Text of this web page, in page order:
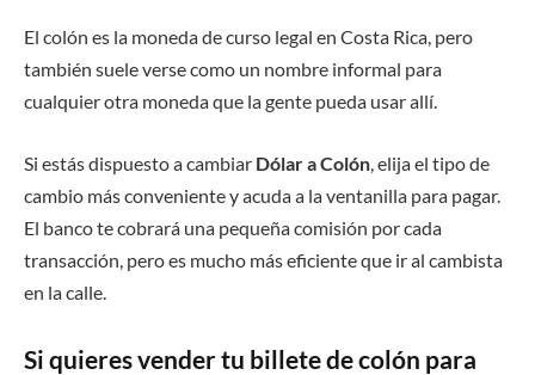
El colón es la moneda de curso legal en Costa Rica, pero
también suele verse como un nombre informal para
cualquier otra moneda que la gente pueda usar allí.
Si estás dispuesto a cambiar Dólar a Colón, elija el tipo de
cambio más conveniente y acuda a la ventanilla para pagar.
El banco te cobrará una pequeña comisión por cada
transacción, pero es mucho más eficiente que ir al cambista
en la calle.
Si quieres vender tu billete de colón para